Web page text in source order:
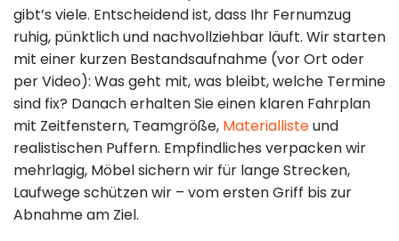
gibt’s viele. Entscheidend ist, dass Ihr Fernumzug
ruhig, pünktlich und nachvollziehbar läuft. Wir starten
mit einer kurzen Bestandsaufnahme (vor Ort oder
per Video): Was geht mit, was bleibt, welche Termine
sind fix? Danach erhalten Sie einen klaren Fahrplan
mit Zeitfenstern, Teamgröße, Materiallisteund
realistischen Puffern. Empfindliches verpacken wir
mehrlagig, Möbel sichern wir für lange Strecken,
Laufwege schützen wir – vom ersten Griff bis zur
Abnahme am Ziel.
Entrümpelung
& Lagerung
Standorte
Impressum
Datenschutz
030 49 00 48 23
info@loesche-